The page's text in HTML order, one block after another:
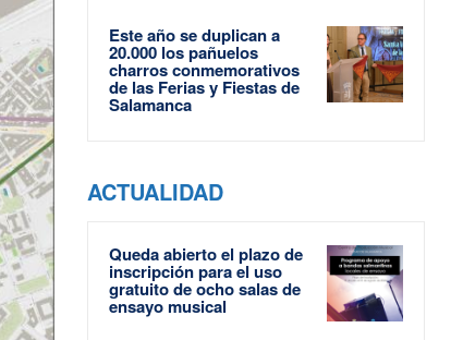
Este año se duplican a
20.000 los pañuelos
charros conmemorativos
de las Ferias y Fiestas de
Salamanca
ACTUALIDAD
Queda abierto el plazo de
inscripción para el uso
gratuito de ocho salas de
ensayo musical